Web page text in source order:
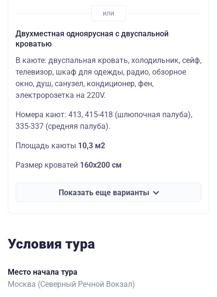
Двухместная одноярусная с двуспальной
кроватью
В каюте: двуспальная кровать, холодильник, сейф,
телевизор, шкаф для одежды, радио, обзорное
окно, душ, санузел, кондиционер, фен,
электророзетка на 220V.
Номера кают: 413, 415-418 (шлюпочная палуба),
335-337 (средняя палуба).
Площадь каюты 10,3 м2
Размер кроватей 160х200 см
Показать еще варианты
Условия тура
Место начала тура
Москва (Северный Речной Вокзал)